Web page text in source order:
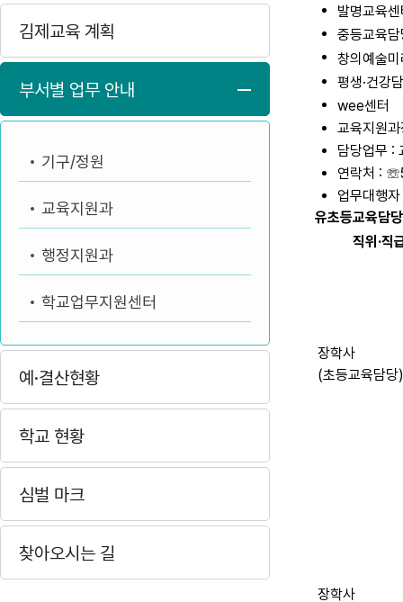
김제교육 계획
부서별 업무 안내
기구/정원
교육지원과
행정지원과
학교업무지원센터
예·결산현황
학교 현황
심벌 마크
찾아오시는 길
발명교육
중등교육
창의예술
평생·건강
wee센터
교육지원
담당업무 :
연락처 :
업무대행
유초등교육담당
직위·직
장학사
(초등교육담당)
장학사